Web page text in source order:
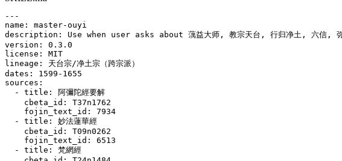
---
name: master-ouyi
description: Use when user asks about 蕅益大师, 教宗天台, 行归净土, 六信,
version: 0.3.0
license: MIT
lineage: 天台宗/净土宗（跨宗派）
dates: 1599-1655
sources:
  - title: 阿彌陀經要解
    cbeta_id: T37n1762
    fojin_text_id: 7934
  - title: 妙法蓮華經
    cbeta_id: T09n0262
    fojin_text_id: 6513
  - title: 梵網經